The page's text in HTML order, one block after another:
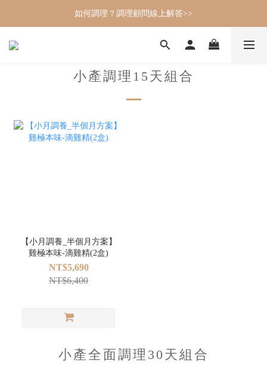
如何調理？調理顧問線上解答>>
小產調理15天組合
【小月調養_半個月方案】
雞極本味-滴雞精(2盒)
NT$5,690
NT$6,400
小產全面調理30天組合